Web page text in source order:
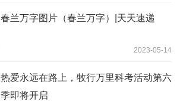
春兰万字图片（春兰万字）|天天速递
2023-05-14
热爱永远在路上，牧行万里科考活动第六
季即将开启